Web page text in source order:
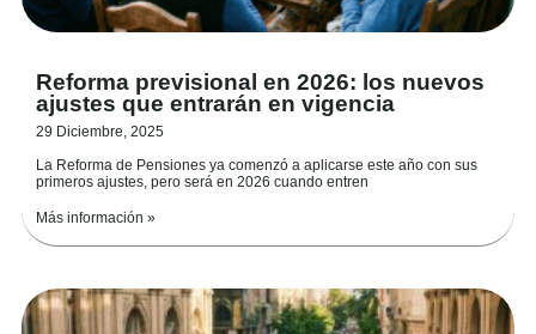
Reforma previsional en 2026: los nuevos
ajustes que entrarán en vigencia
29 Diciembre, 2025
La Reforma de Pensiones ya comenzó a aplicarse este año con sus
primeros ajustes, pero será en 2026 cuando entren
Más información »